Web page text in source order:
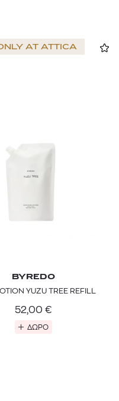
AT ATTICA
BYREDO
YUZU TREE REFILL
52,00 €
ΔΩΡΟ